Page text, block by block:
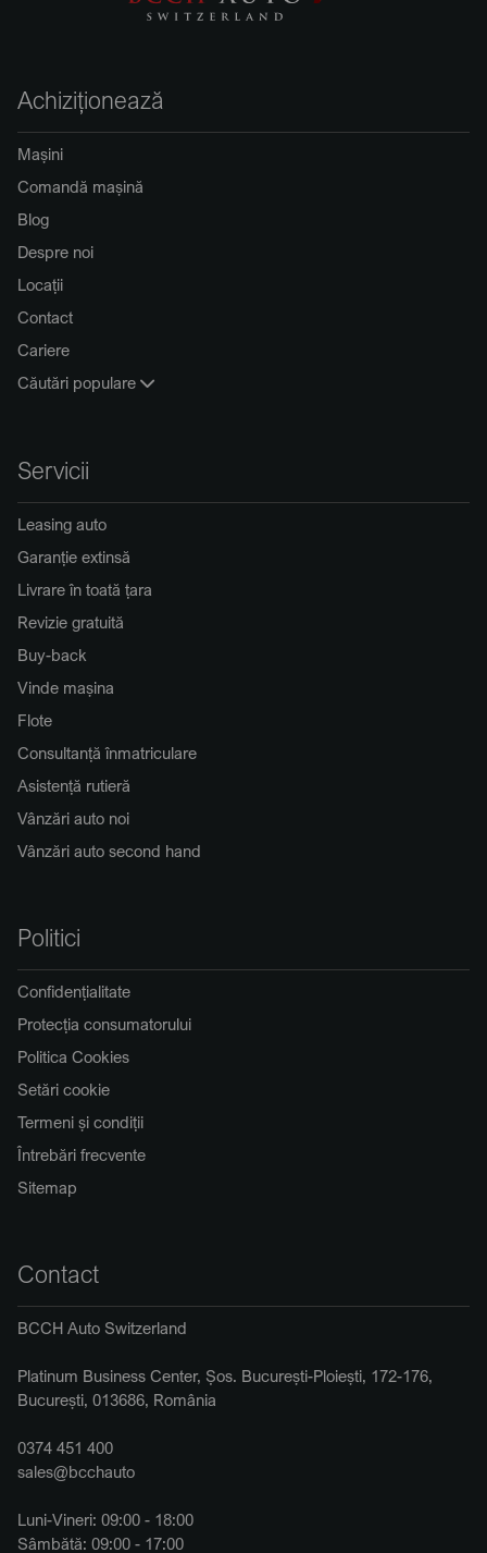
Achiziționează
Mașini
Comandă mașină
Blog
Despre noi
Locații
Contact
Cariere
Căutări populare
Servicii
Leasing auto
Garanție extinsă
Livrare în toată țara
Revizie gratuită
Buy-back
Vinde mașina
Flote
Consultanță înmatriculare
Asistență rutieră
Vânzări auto noi
Vânzări auto second hand
Politici
Confidențialitate
Protecția consumatorului
Politica Cookies
Setări cookie
Termeni și condiții
Întrebări frecvente
Sitemap
Contact
BCCH Auto Switzerland
Platinum Business Center, Șos. București-Ploiești, 172-176,
București, 013686, România
0374 451 400
sales@bcchauto
Luni-Vineri: 09:00 - 18:00
Sâmbătă: 09:00 - 17:00